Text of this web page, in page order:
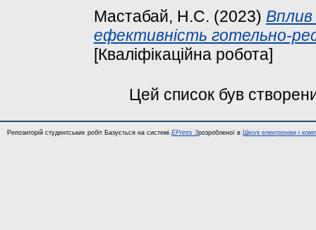
Мастабай, Н.С. (2023) Вплив
ефективність готельно-
[Кваліфікаційна робота]
Цей список був
Репозиторій студентських робіт Базується на системі EPrints 3розробленої в Школі електроніки і